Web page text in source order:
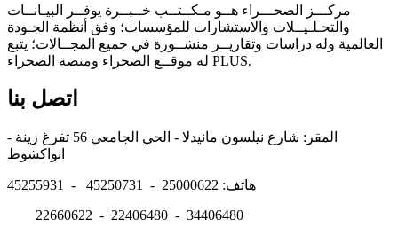
مركـــز الصحـــراء هــو مـكــتــب خــبــرة يوفــر البيـانــات
والتحـلـيــلات والاستشارات للمؤسسات؛ وفق أنظمة الجـودة
العالمية وله دراسات وتقاريــر منشــورة في جميع المجــالات؛ يتبع
له موقــع الصحراء ومنصة الصحراء PLUS.
اتصل بنا
المقر: شارع نيلسون مانيدلا - الحي الجامعي 56 تفرغ زينة -
هاتف: 25000622 - 45250731 - 45255931
22660622 - 22406480 - 34406480